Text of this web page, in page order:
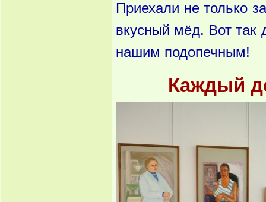
Приехали не только
вкусный мёд. Вот так
нашим подопечным!
Каждый